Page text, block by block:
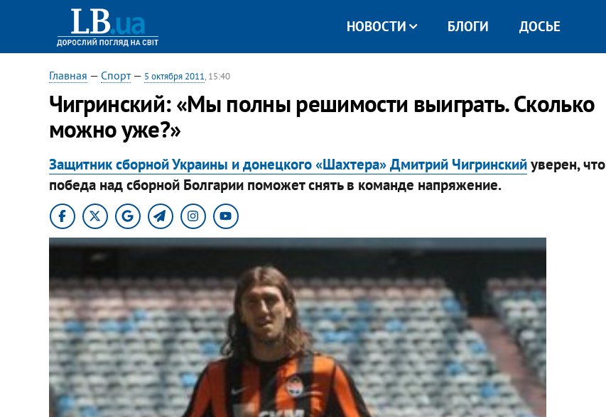
НОВОСТИ БЛОГИ ДОСЬЕ
Главная — Спорт— 5 октября 2011, 15:40
Чигринский: «Мы полны решимости выиграть. Сколько
можно уже?»
Защитник сборной Украины и донецкого «Шахтера» Дмитрий Чигринскийуверен, что
победа над сборной Болгарии поможет снять в команде напряжение.